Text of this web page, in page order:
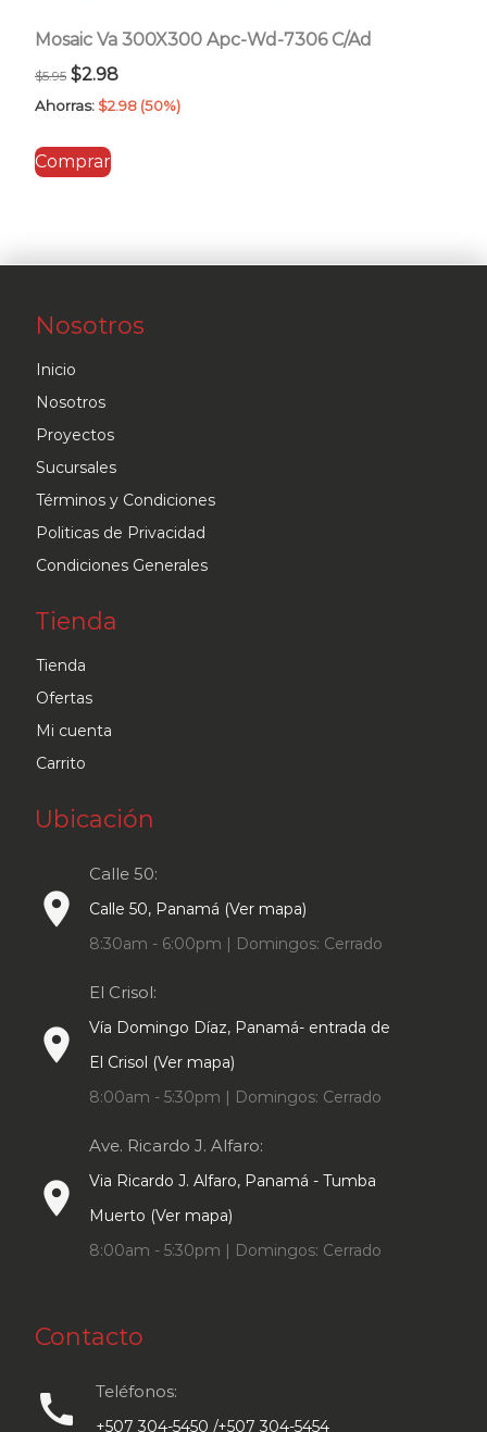
Mosaic Va 300X300 Apc-Wd-7306 C/Ad
$5.95 El
precio
era:
$2.98El
precio
Ahorras: $2.98 (50%)
Comprar
Nosotros
Inicio
Nosotros
Proyectos
Sucursales
Términos y Condiciones
Politicas de Privacidad
Condiciones Generales
Tienda
Tienda
Ofertas
Mi cuenta
Carrito
Ubicación
place
Calle 50:
Calle 50, Panamá (Ver mapa)
8:30am - 6:00pm | Domingos: Cerrado
place
El Crisol:
Vía Domingo Díaz, Panamá- entrada de
El Crisol (Ver mapa)
8:00am - 5:30pm | Domingos: Cerrado
place
Ave. Ricardo J. Alfaro:
Via Ricardo J. Alfaro, Panamá - Tumba
Muerto (Ver mapa)
8:00am - 5:30pm | Domingos: Cerrado
Contacto
call Teléfonos:
+507 304-5450 /+507 304-5454